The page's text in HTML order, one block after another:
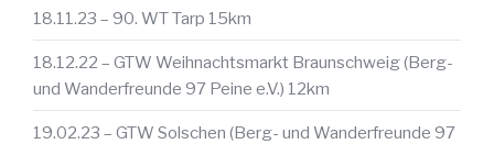
18.11.23 – 90. WT Tarp 15km
18.12.22 – GTW Weihnachtsmarkt Braunschweig (Berg-
und Wanderfreunde 97 Peine e.V.) 12km
19.02.23 – GTW Solschen (Berg- und Wanderfreunde 97